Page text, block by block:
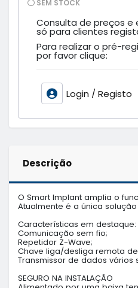
SEM STOCK
Consulta de preços e
só para clientes
Para realizar o pré-
por favor clique:
Login / Registo
Descrição
O Smart Implant amplia o
Atualmente é a única
Características em destaque:
Comunicação sem fio;
Repetidor Z-Wave;
Chave liga/desliga remota
Transmissor de dados vários
SEGURO NA INSTALAÇÃO